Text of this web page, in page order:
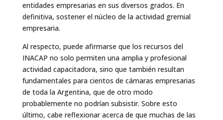
entidades empresarias en sus diversos grados. En
definitiva, sostener el núcleo de la actividad gremial
empresaria.
Al respecto, puede afirmarse que los recursos del
INACAP no solo permiten una amplia y profesional
actividad capacitadora, sino que también resultan
fundamentales para cientos de cámaras empresarias
de toda la Argentina, que de otro modo
probablemente no podrían subsistir. Sobre esto
último, cabe reflexionar acerca de que muchas de las